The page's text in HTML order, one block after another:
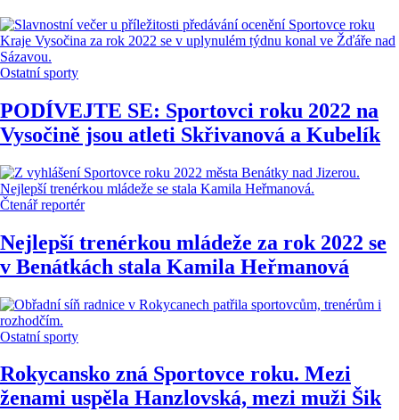
Ostatní sporty
PODÍVEJTE SE: Sportovci roku 2022 na
Vysočině jsou atleti Skřivanová a Kubelík
Čtenář reportér
Nejlepší trenérkou mládeže za rok 2022 se
v Benátkách stala Kamila Heřmanová
Ostatní sporty
Rokycansko zná Sportovce roku. Mezi
ženami uspěla Hanzlovská, mezi muži Šik